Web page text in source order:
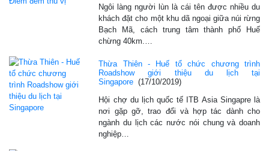
Ngôi làng người lùn là cái tên được nhiều du
khách đặt cho một khu dã ngoại giữa núi rừng
Bạch Mã, cách trung tâm thành phố Huế
chừng 40km.…
Thừa Thiên - Huế tổ chức chương trình
Roadshow giới thiệu du lịch tại
Singapore (17/10/2019)
Hội chợ du lịch quốc tế ITB Asia Singapre là
nơi gặp gỡ, trao đổi và hợp tác dành cho
ngành du lịch các nước nói chung và doanh
nghiệp…